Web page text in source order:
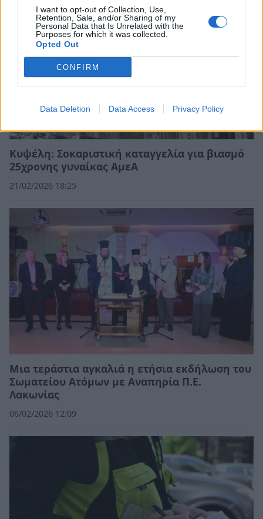
I want to opt-out of Collection, Use,
Retention, Sale, and/or Sharing of my
Personal Data that Is Unrelated with the
Purposes for which it was collected.
Opted Out
CONFIRM
Data Deletion Data Access Privacy Policy
Κυψέλη: Σοκαριστική καταγγελία για βιασμό
25χρονης γυναίκας ΑμεΑ
21/02/2026 18:25
Μια τεράστια αγκαλιά η ετήσια εκδήλωση του
Σωματείου Ατόμων με Αναπηρία Π.Ε.
Λακωνίας
06/02/2026 12:09